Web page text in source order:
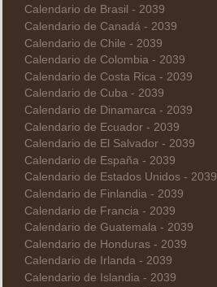
Calendario de Brasil - 2039
Calendario de Canadá - 2039
Calendario de Chile - 2039
Calendario de Colombia - 2039
Calendario de Costa Rica - 2039
Calendario de Cuba - 2039
Calendario de Dinamarca - 2039
Calendario de Ecuador - 2039
Calendario de El Salvador - 2039
Calendario de España - 2039
Calendario de Estados Unidos - 2039
Calendario de Finlandia - 2039
Calendario de Francia - 2039
Calendario de Guatemala - 2039
Calendario de Honduras - 2039
Calendario de Irlanda - 2039
Calendario de Islandia - 2039